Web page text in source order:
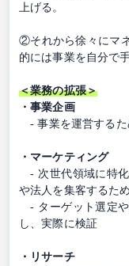
上げる。
②それから徐々にマ
的には事業を自分で
＜業務の拡張＞
・事業企画
- 事業を運営するた
・マーケティング
- 次世代領域に特
や法人を集客するた
- ターゲット選定
し、実際に検証
・リサーチ